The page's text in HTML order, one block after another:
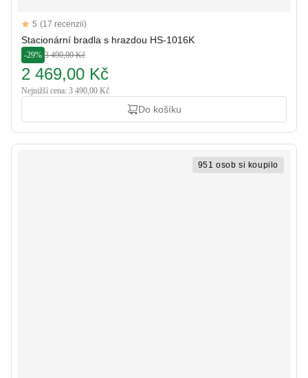
Reviews
5 out of 5 stars
5 (17 recenzii)
Stacionární bradla s hrazdou HS-1016K
-29% 3 490,00 Kč
2 469,00 Kč
Nejnižší cena: 3 490,00 Kč
Do košíku
951 osob si koupilo